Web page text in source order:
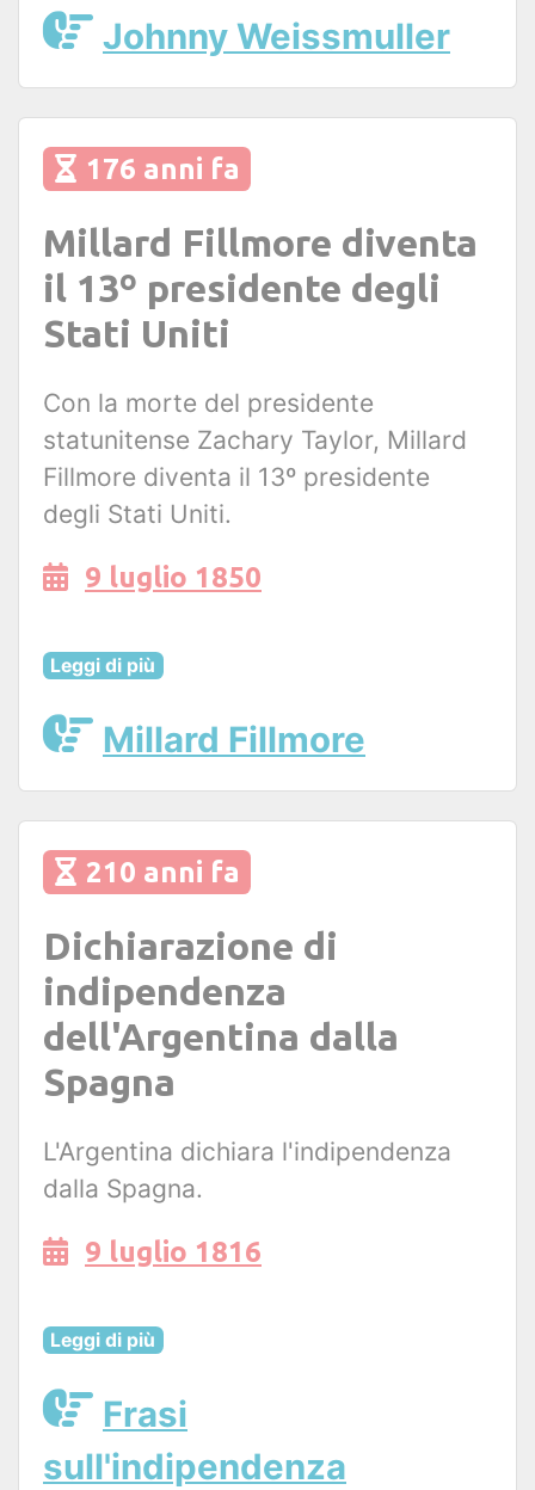
Johnny Weissmuller
176 anni fa
Millard Fillmore diventa
il 13º presidente degli
Stati Uniti
Con la morte del presidente
statunitense Zachary Taylor, Millard
Fillmore diventa il 13º presidente
degli Stati Uniti.
9 luglio 1850
Leggi di più
Millard Fillmore
210 anni fa
Dichiarazione di
indipendenza
dell'Argentina dalla
Spagna
L'Argentina dichiara l'indipendenza
dalla Spagna.
9 luglio 1816
Leggi di più
Frasi
sull'indipendenza